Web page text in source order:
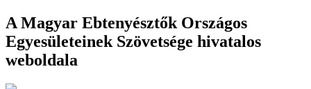
A Magyar Ebtenyésztők Országos
Egyesületeinek Szövetsége hivatalos
weboldala